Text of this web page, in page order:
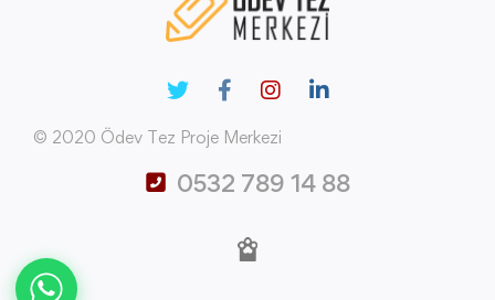
© 2020 Ödev Tez Proje Merkezi
0532 789 14 88